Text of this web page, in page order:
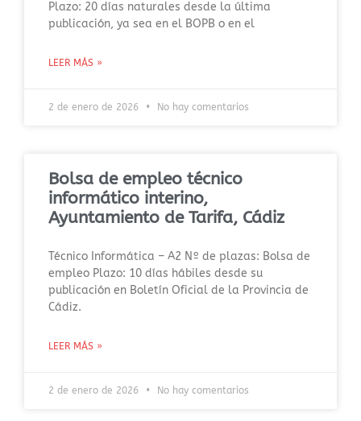
Plazo: 20 días naturales desde la última
publicación, ya sea en el BOPB o en el
LEER MÁS »
2 de enero de 2026 No hay comentarios
Bolsa de empleo técnico
informático interino,
Ayuntamiento de Tarifa, Cádiz
Técnico Informática – A2 Nº de plazas: Bolsa de
empleo Plazo: 10 días hábiles desde su
publicación en Boletín Oficial de la Provincia de
Cádiz.
LEER MÁS »
2 de enero de 2026 No hay comentarios